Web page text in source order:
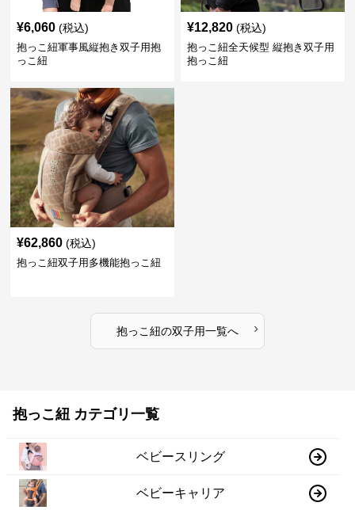
¥6,060 (税込)
抱っこ紐軍事風縦抱き双子用抱
っこ紐
¥12,820 (税込)
抱っこ紐全天候型 縦抱き双子用
抱っこ紐
¥62,860 (税込)
抱っこ紐双子用多機能抱っこ紐
抱っこ紐の双子用一覧へ ›
抱っこ紐 カテゴリ一覧
ベビースリング
ベビーキャリア